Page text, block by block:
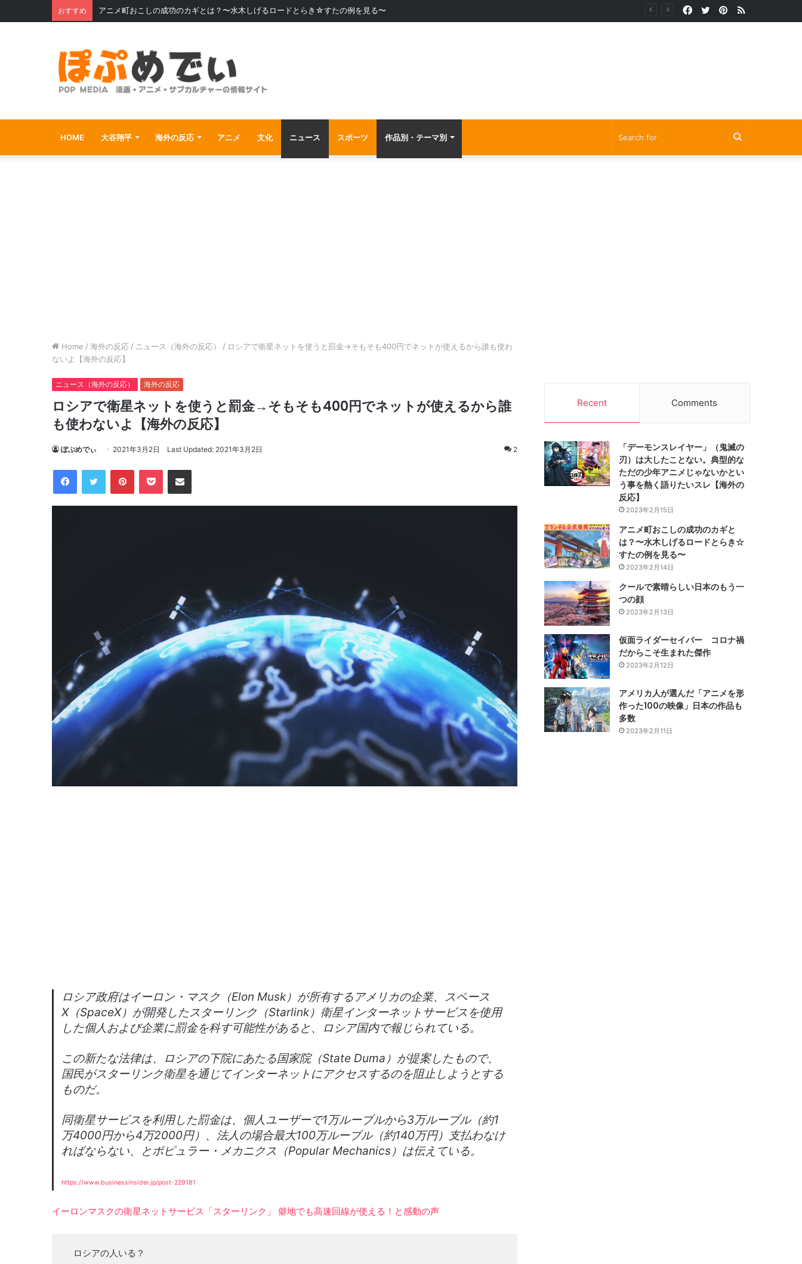
おすすめ アニメ町おこしの成功のカギとは？〜水木しげるロードとらき☆すたの例を見る〜 RSS
Pinterest
Twitter
Facebook
HOME 大谷翔平 海外の反応 アニメ 文化 ニュース スポーツ 作品別・テーマ別
Home / 海外の反応 / ニュース（海外の反応） / ロシアで衛星ネットを使うと罰金→そもそも400円でネットが使えるから誰も使わ
ないよ【海外の反応】
ニュース（海外の反応） 海外の反応
ロシアで衛星ネットを使うと罰金→そもそも400円でネットが使えるから誰
も使わないよ【海外の反応】
ぽぷめでぃ 2021年3月2日 Last Updated: 2021年3月2日 2
FacebookTwitter PinterestPocket Share via Email
ロシア政府はイーロン・マスク（Elon Musk）が所有するアメリカの企業、スペース
X（SpaceX）が開発したスターリンク（Starlink）衛星インターネットサービスを使用
した個人および企業に罰金を科す可能性があると、ロシア国内で報じられている。
この新たな法律は、ロシアの下院にあたる国家院（State Duma）が提案したもので、
国民がスターリンク衛星を通じてインターネットにアクセスするのを阻止しようとする
ものだ。
同衛星サービスを利用した罰金は、個人ユーザーで1万ルーブルから3万ルーブル（約1
万4000円から4万2000円）、法人の場合最大100万ルーブル（約140万円）支払わなけ
ればならない、とポピュラー・メカニクス（Popular Mechanics）は伝えている。
https://www.businessinsider.jp/post-229181
イーロンマスクの衛星ネットサービス「スターリンク」 僻地でも高速回線が使える！と感動の声
ロシアの人いる？
Recent Comments
「デーモンスレイヤー」（鬼滅の
刃）は大したことない。典型的な
ただの少年アニメじゃないかとい
う事を熱く語りたいスレ【海外の
反応】
2023年2月15日
アニメ町おこしの成功のカギと
は？〜水木しげるロードとらき☆
すたの例を見る〜
2023年2月14日
クールで素晴らしい日本のもう一
つの顔
2023年2月13日
仮面ライダーセイバー コロナ禍
だからこそ生まれた傑作
2023年2月12日
アメリカ人が選んだ「アニメを形
作った100の映像」日本の作品も
多数
2023年2月11日